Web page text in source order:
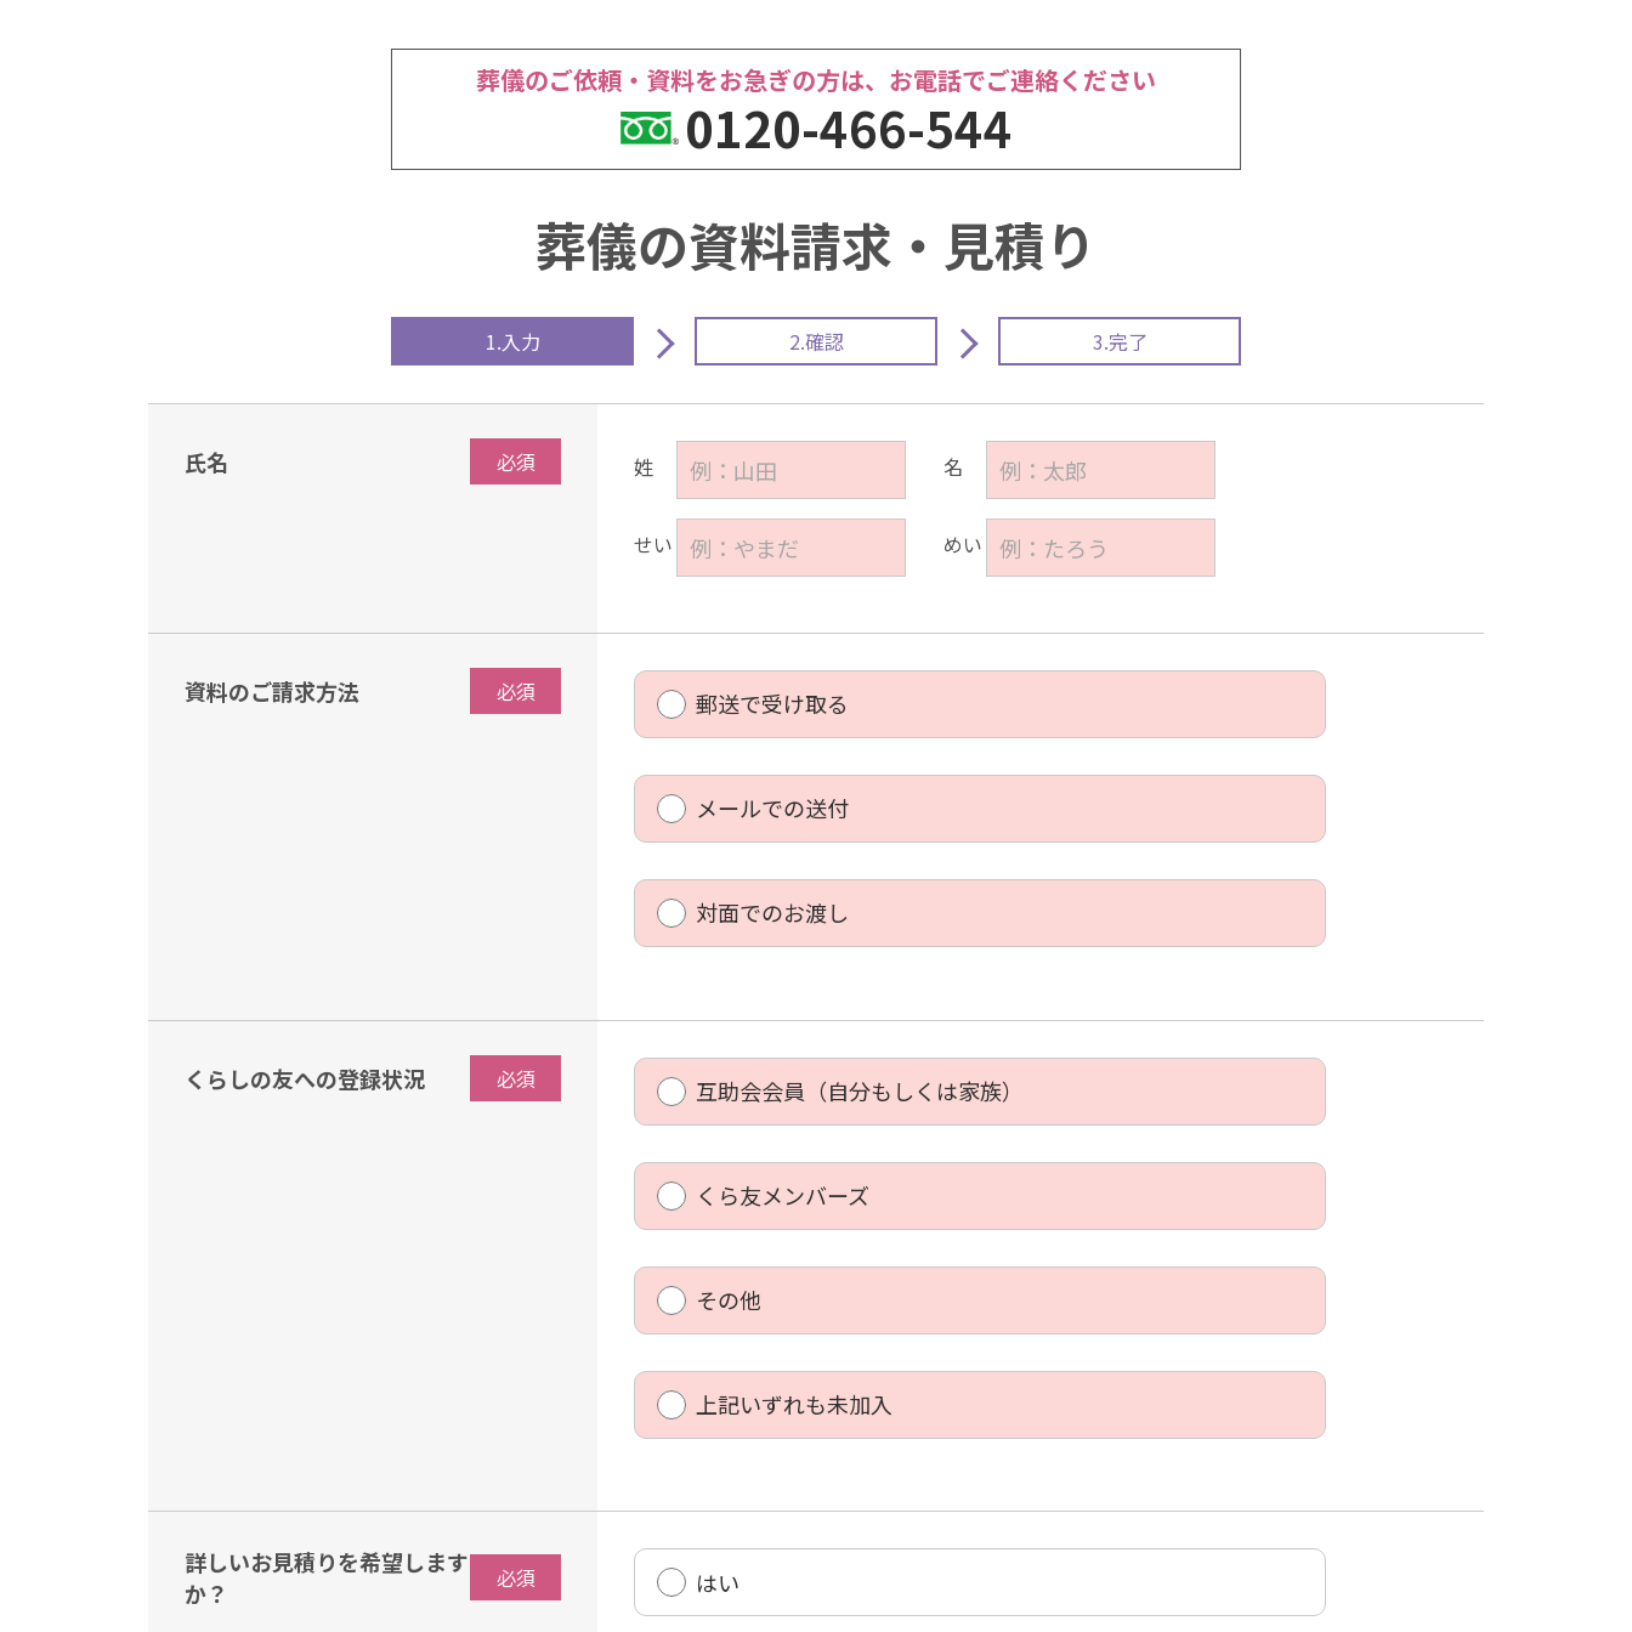
葬儀のご依頼・資料をお急ぎの⽅は、お電話でご連絡ください
0120-466-544
葬儀の資料請求・見積り
1.入力 2.確認 3.完了
氏名 必須 姓 名
せい めい
資料のご請求方法 必須 郵送で受け取る
メールでの送付
対面でのお渡し
くらしの友への登録状況 必須 互助会会員（⾃分もしくは家族）
くら友メンバーズ
その他
上記いずれも未加⼊
詳しいお⾒積りを希望します
か？
必須 はい